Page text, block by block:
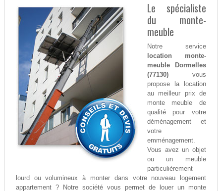
Le spécialiste
du monte-
meuble
Notre service
location monte-
meuble Dormelles
(77130)vous
propose la location
au meilleur prix de
monte meuble de
qualité pour votre
déménagement et
votre
emménagement.
Vous avez un objet
ou un meuble
particulièrement
lourd ou volumineux à monter dans votre nouveau logement
appartement ? Notre société vous permet de louer un monte